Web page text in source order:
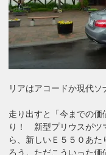
リアはアコードか現代ソ
走り出すと「今までの
り！ 新型プリウスがツ
ら、新しいＥ５５０あ
ろう。ただこういった